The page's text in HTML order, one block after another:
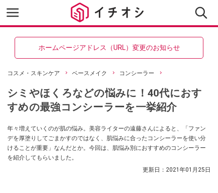
ホームページアドレス（URL）変更のお知らせ
コスメ・スキンケア ベースメイク コンシーラー
シミやほくろなどの悩みに！40代におす
すめの最強コンシーラーを一挙紹介
年々増えていくのが肌の悩み。美容ライターの遠藤さんによると、「ファン
デを厚塗りしてごまかすのではなく、肌悩みに合ったコンシーラーを使い分
けることが重要」なんだとか。今回は、肌悩み別におすすめのコンシーラー
を紹介してもらいました。
更新日： 2021年01月25日